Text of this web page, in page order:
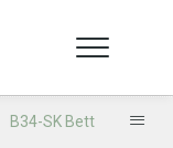
B34-SK Bett